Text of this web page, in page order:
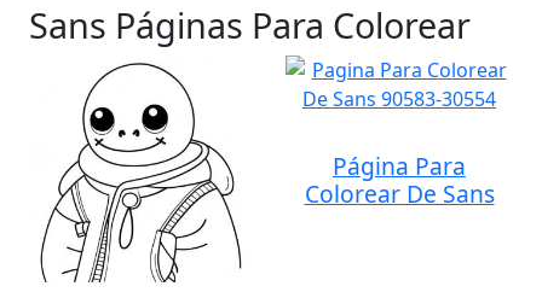
Sans Páginas Para Colorear
Página Para
Colorear De Sans